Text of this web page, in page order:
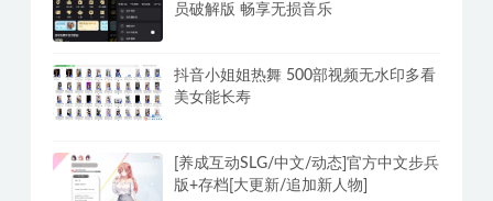
员破解版 畅享无损音乐
抖音小姐姐热舞 500部视频无水印多看
美女能长寿
[养成互动SLG/中文/动态]官方中文步兵
版+存档[大更新/追加新人物]